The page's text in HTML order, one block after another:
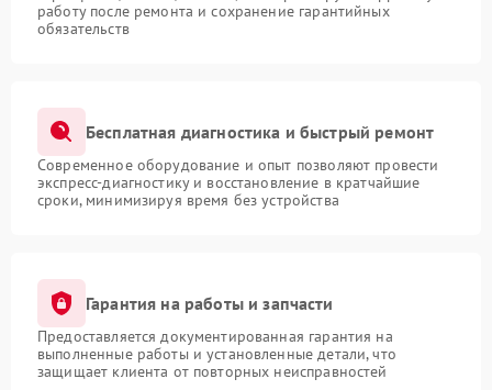
работу после ремонта и сохранение гарантийных
обязательств
Бесплатная диагностика и быстрый ремонт
Современное оборудование и опыт позволяют провести
экспресс-диагностику и восстановление в кратчайшие
сроки, минимизируя время без устройства
Гарантия на работы и запчасти
Предоставляется документированная гарантия на
выполненные работы и установленные детали, что
защищает клиента от повторных неисправностей